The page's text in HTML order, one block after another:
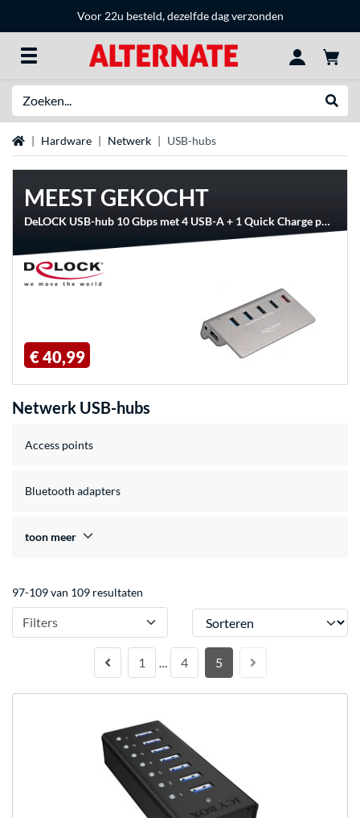
Voor 22u besteld, dezelfde dag verzonden
Home Hardware Netwerk USB-hubs
MEEST GEKOCHT
DeLOCK USB-hub 10 Gbps met 4 USB-A + 1 Quick Charge poort
€ 40,99
Netwerk USB-hubs
Access points
Bluetooth adapters
toon meer
97-109 van 109 resultaten
Filters Sorteren
1 … 4 5